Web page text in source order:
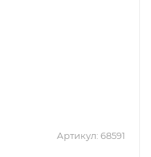
Артикул: 68591